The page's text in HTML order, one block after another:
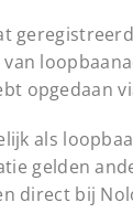
opgedaan
als
gelden
direct bij